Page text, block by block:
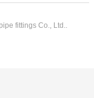
fittings Co., Ltd..